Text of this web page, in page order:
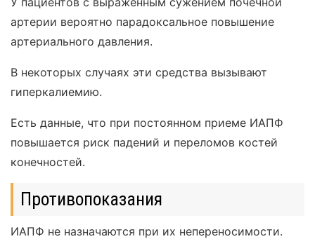
артерии вероятно парадоксальное повышение
артериального давления.
В некоторых случаях эти средства вызывают
гиперкалиемию.
Есть данные, что при постоянном приеме ИАПФ
повышается риск падений и переломов костей
конечностей.
Противопоказания
ИАПФ не назначаются при их непереносимости.